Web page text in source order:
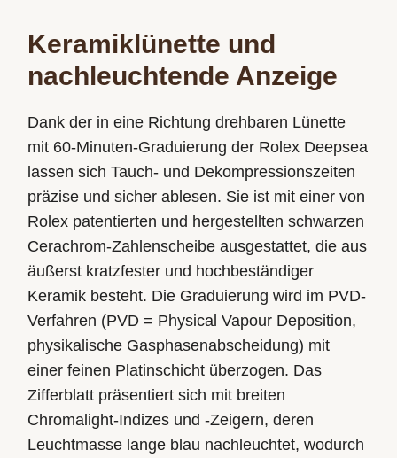
Keramiklünette und
nachleuchtende Anzeige
Dank der in eine Richtung drehbaren Lünette
mit 60‑Minuten-Graduierung der Rolex Deepsea
lassen sich Tauch- und Dekompressions­­zeiten
präzise und sicher ablesen. Sie ist mit einer von
Rolex patentierten und hergestellten schwarzen
Cerachrom-Zahlenscheibe ausgestattet, die aus
äußerst kratzfester und hoch­beständiger
Keramik besteht. Die Graduierung wird im PVD-
Verfahren (PVD = Physical Vapour Deposition,
physikalische Gasphasenabscheidung) mit
einer feinen Platinschicht überzogen. Das
Zifferblatt präsentiert sich mit breiten
Chromalight-Indizes und ‑Zeigern, deren
Leuchtmasse lange blau nachleuchtet, wodurch